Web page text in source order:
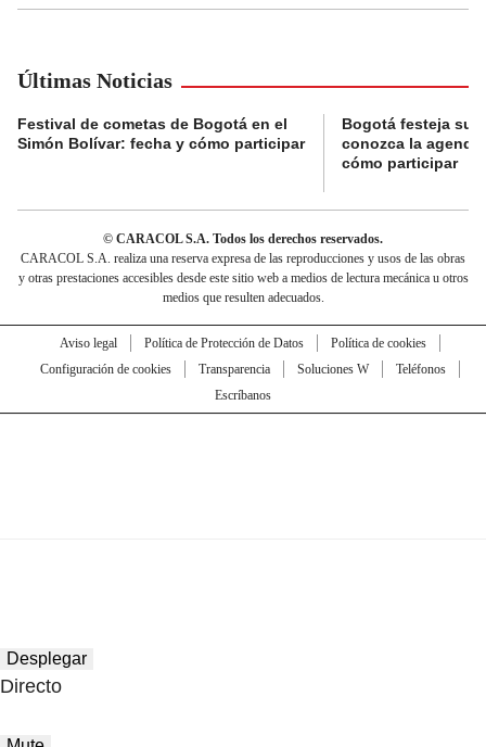
Últimas Noticias
Festival de cometas de Bogotá en el
Simón Bolívar: fecha y cómo participar
Bogotá festeja su
conozca la
cómo participar
© CARACOL S.A. Todos los derechos reservados.
CARACOL S.A. realiza una reserva expresa de las reproducciones y usos de las obras
y otras prestaciones accesibles desde este sitio web a medios de lectura mecánica u otros
medios que resulten adecuados.
Aviso legal Política de Protección de Datos
Política de cookies
Configuración de cookies
Transparencia Soluciones W
Teléfonos
Escríbanos
Desplegar
Directo